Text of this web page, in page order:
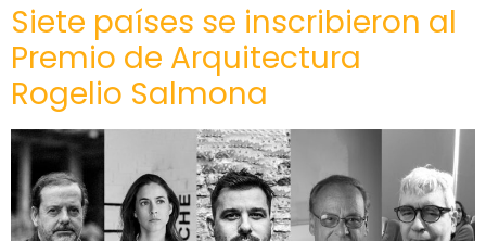
Siete países se inscribieron al
Premio de Arquitectura
Rogelio Salmona